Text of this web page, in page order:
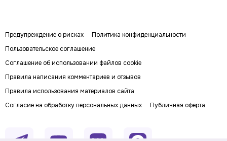
Предупреждение о рисках
Политика конфиденциальности
Пользовательское соглашение
Соглашение об использовании файлов cookie
Правила написания комментариев и отзывов
Правила использования материалов сайта
Согласие на обработку персональных данных
Публичная оферта